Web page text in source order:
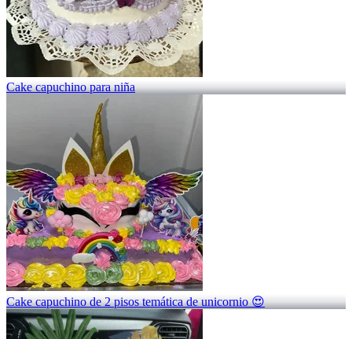
Cake capuchino para niña
Cake capuchino de 2 pisos temática de unicornio 😍